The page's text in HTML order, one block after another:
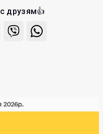
друзям👍